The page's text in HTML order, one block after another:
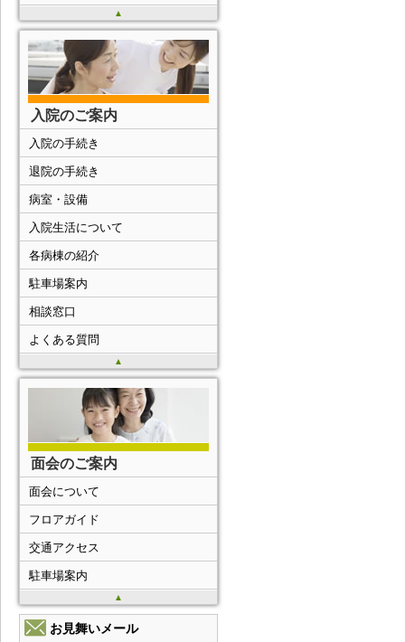
▲
入院のご案内
▲
入院の手続き
退院の手続き
病室・設備
入院生活について
各病棟の紹介
駐車場案内
相談窓口
よくある質問
面会のご案内
▲
面会について
フロアガイド
交通アクセス
駐車場案内
お見舞いメール